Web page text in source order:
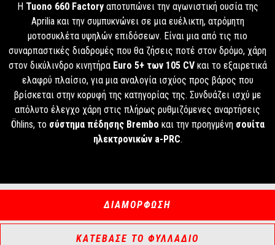
Η Tuono 660 Factoryαποτυπώνει την αγωνιστική ουσία της
Aprilia και την συμπυκνώνει σε μια ευέλικτη, ατρόμητη
μοτοσυκλέτα υψηλών επιδόσεων. Είναι μια από τις πιο
συναρπαστικές διαδρομές που θα ζήσεις ποτέ στον δρόμο, χάρη
στον δικύλινδρο κινητήρα Euro 5+ των 105 CVκαι το εξαιρετικά
ελαφρύ πλαίσιο, για μια αναλογία ισχύος προς βάρος που
βρίσκεται στην κορυφή της κατηγορίας της. Συνδυάζει ισχύ με
απόλυτο έλεγχο χάρη στις πλήρως ρυθμιζόμενες αναρτήσεις
Öhlins, το σύστημα πέδησης Brembo και την προηγμένη σουίτα
ηλεκτρονικών a-PRC.
ΔΙΑΜΟΡΦΩΣΗ
ΚΑΤΕΒΑΣΕ ΤΟ ΦΥΛΛΑΔΙΟ